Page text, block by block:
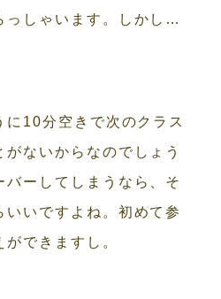
っしゃいます。しかし…
に10分空きで次のクラス
ないからなのでしょう
ーしてしまうなら、そ
いですよね。初めて参
できますし。